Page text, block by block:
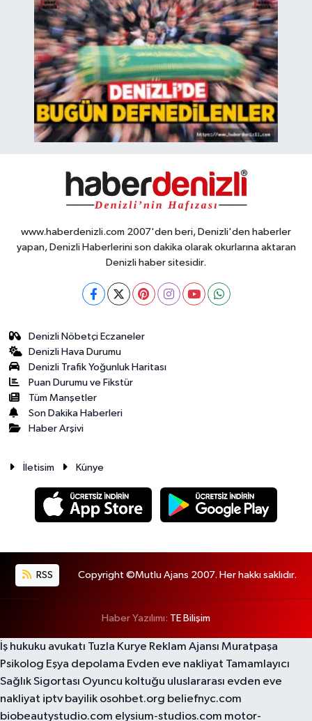
www.haberdenizli.com 2007'den beri, Denizli'den haberler
yapan, Denizli Haberlerini son dakika olarak okurlarına aktaran
Denizli haber sitesidir.
Denizli Nöbetçi Eczaneler
Denizli Hava Durumu
Denizli Trafik Yoğunluk Haritası
Puan Durumu ve Fikstür
Tüm Manşetler
Son Dakika Haberleri
Haber Arşivi
İletisim Künye
RSS Copyright ©Mutlu Ajans 2007. Her hakkı saklıdır.
Haber Yazılımı: TE Bilişim
İş hukuku avukatı Tuzla Kurye Reklam Ajansı Muratpaşa
Psikolog Eşya depolama Evden eve nakliyat Tamamlayıcı
Sağlık Sigortası Oyuncu koltuğu uluslararası evden eve
nakliyat iptv bayilik osohbet.org beliefnyc.com
biobeautystudio.com elysium-studios.com motor-